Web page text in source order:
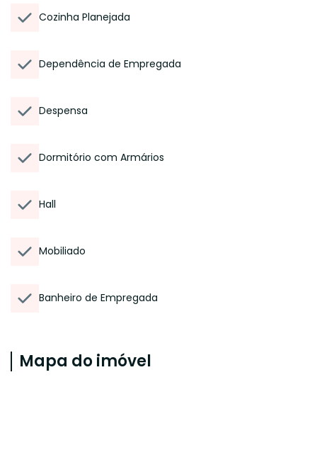
Cozinha Planejada
Dependência de Empregada
Despensa
Dormitório com Armários
Hall
Mobiliado
Banheiro de Empregada
Mapa do imóvel